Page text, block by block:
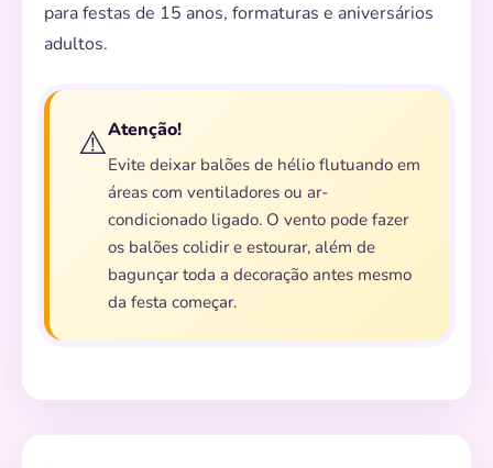
para festas de 15 anos, formaturas e aniversários
adultos.
⚠️Atenção!
Evite deixar balões de hélio flutuando em
áreas com ventiladores ou ar-
condicionado ligado. O vento pode fazer
os balões colidir e estourar, além de
bagunçar toda a decoração antes mesmo
da festa começar.